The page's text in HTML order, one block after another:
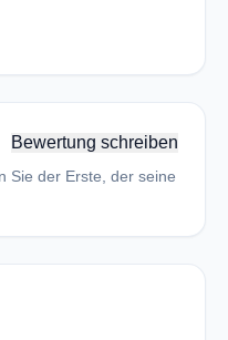
Bewertung schreiben
Sie der Erste, der seine